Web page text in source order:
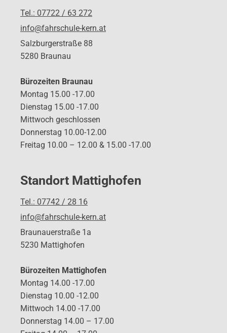
Tel.: 07722 / 63 272
info@fahrschule-kern.at
Salzburgerstraße 88
5280 Braunau
Bürozeiten Braunau
Montag 15.00 -17.00
Dienstag 15.00 -17.00
Mittwoch geschlossen
Donnerstag 10.00-12.00
Freitag 10.00 – 12.00 & 15.00 -17.00
Standort Mattighofen
Tel.: 07742 / 28 16
info@fahrschule-kern.at
Braunauerstraße 1a
5230 Mattighofen
Bürozeiten Mattighofen
Montag 14.00 -17.00
Dienstag 10.00 -12.00
Mittwoch 14.00 -17.00
Donnerstag 14.00 – 17.00